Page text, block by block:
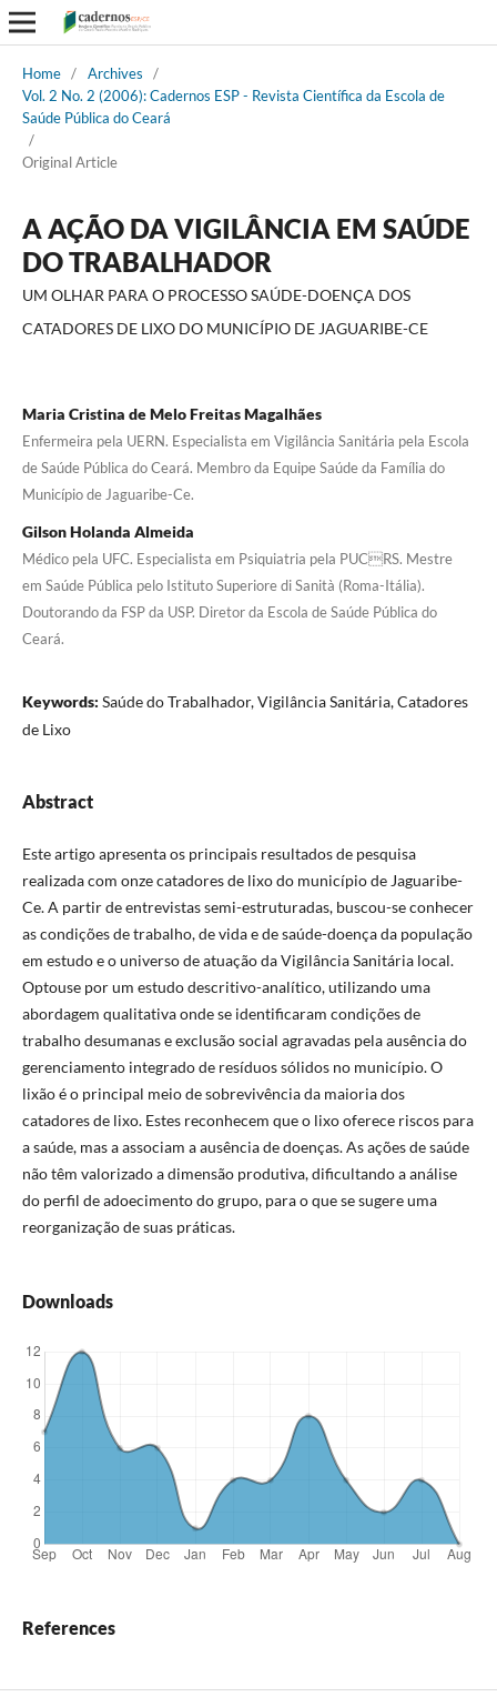
Home / Archives
/
Vol. 2 No. 2 (2006): Cadernos ESP - Revista Cientí­fica da Escola de
Saúde Pública do Ceará
/
Original Article
A AÇÃO DA VIGILÂNCIA EM SAÚDE
DO TRABALHADOR
UM OLHAR PARA O PROCESSO SAÚDE-DOENÇA DOS
CATADORES DE LIXO DO MUNICÍPIO DE JAGUARIBE-CE
Maria Cristina de Melo Freitas Magalhães
Enfermeira pela UERN. Especialista em Vigilância Sanitária pela Escola
de Saúde Pública do Ceará. Membro da Equipe Saúde da Família do
Município de Jaguaribe-Ce.
Gilson Holanda Almeida
Médico pela UFC. Especialista em Psiquiatria pela PUCRS. Mestre
em Saúde Pública pelo Istituto Superiore di Sanità (Roma-Itália).
Doutorando da FSP da USP. Diretor da Escola de Saúde Pública do
Ceará.
Keywords: Saúde do Trabalhador, Vigilância Sanitária, Catadores
de Lixo
Abstract
Este artigo apresenta os principais resultados de pesquisa
realizada com onze catadores de lixo do município de Jaguaribe-
Ce. A partir de entrevistas semi-estruturadas, buscou-se conhecer
as condições de trabalho, de vida e de saúde-doença da população
em estudo e o universo de atuação da Vigilância Sanitária local.
Optouse por um estudo descritivo-analítico, utilizando uma
abordagem qualitativa onde se identificaram condições de
trabalho desumanas e exclusão social agravadas pela ausência do
gerenciamento integrado de resíduos sólidos no município. O
lixão é o principal meio de sobrevivência da maioria dos
catadores de lixo. Estes reconhecem que o lixo oferece riscos para
a saúde, mas a associam a ausência de doenças. As ações de saúde
não têm valorizado a dimensão produtiva, dificultando a análise
do perfil de adoecimento do grupo, para o que se sugere uma
reorganização de suas práticas.
Downloads
References